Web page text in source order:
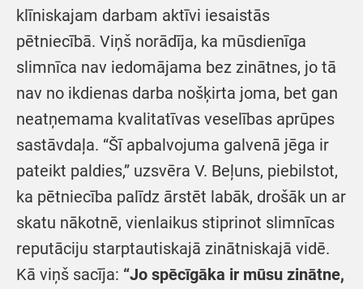
klīniskajam darbam aktīvi iesaistās
pētniecībā. Viņš norādīja, ka mūsdienīga
slimnīca nav iedomājama bez zinātnes, jo tā
nav no ikdienas darba nošķirta joma, bet gan
neatņemama kvalitatīvas veselības aprūpes
sastāvdaļa. “Šī apbalvojuma galvenā jēga ir
pateikt paldies,” uzsvēra V. Beļuns, piebilstot,
ka pētniecība palīdz ārstēt labāk, drošāk un ar
skatu nākotnē, vienlaikus stiprinot slimnīcas
reputāciju starptautiskajā zinātniskajā vidē.
Kā viņš sacīja: “Jo spēcīgāka ir mūsu zinātne,